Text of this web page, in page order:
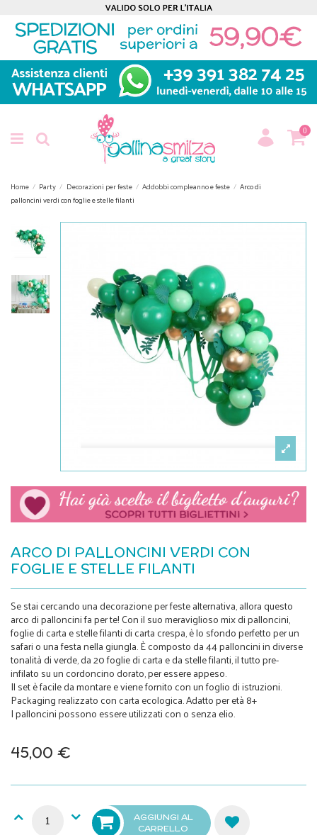
0
Home Party Decorazioni per feste Addobbi compleanno e feste
Arco di
palloncini verdi con foglie e stelle filanti
ARCO DI PALLONCINI VERDI CON
FOGLIE E STELLE FILANTI
Se stai cercando una decorazione per feste alternativa, allora questo
arco di palloncini fa per te! Con il suo meraviglioso mix di palloncini,
foglie di carta e stelle filanti di carta crespa, è lo sfondo perfetto per un
safari o una festa nella giungla. È composto da 44 palloncini in diverse
tonalità di verde, da 20 foglie di carta e da stelle filanti, il tutto pre-
infilato su un cordoncino dorato, per essere appeso.
Il set è facile da montare e viene fornito con un foglio di istruzioni.
Packaging realizzato con carta ecologica. Adatto per età 8+
I palloncini possono essere utilizzati con o senza elio.
45,00 €
AGGIUNGI AL
CARRELLO